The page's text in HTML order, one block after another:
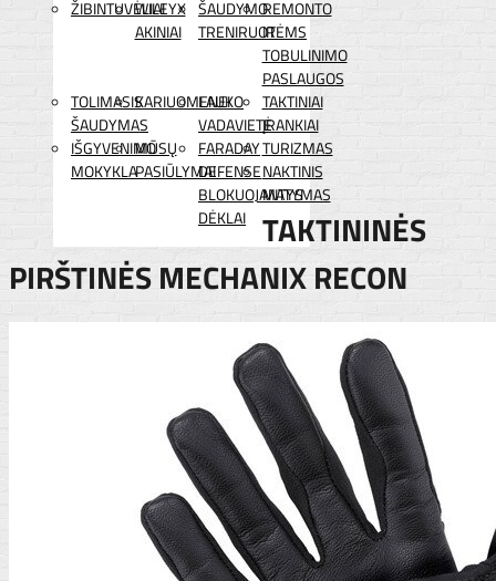
ŽIBINTUVĖLIAI
WILEYX
AKINIAI
ŠAUDYMO
TRENIRUOTĖMS
REMONTO
IR
TOBULINIMO
PASLAUGOS
TOLIMASIS
ŠAUDYMAS
KARIUOMENEI
LAUKO
VADAVIETĖ
TAKTINIAI
ĮRANKIAI
IŠGYVENIMO
MOKYKLA
MŪSŲ
PASIŪLYMAI
FARADAY
DEFENSE
BLOKUOJANTYS
DĖKLAI
TURIZMAS
NAKTINIS
MATYMAS
TAKTININĖS
PIRŠTINĖS MECHANIX RECON